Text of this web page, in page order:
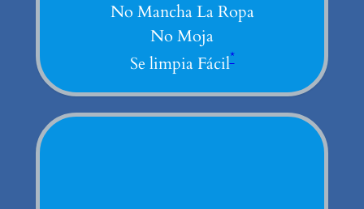
No Mancha La Ropa
No Moja
Se limpia Fácil*